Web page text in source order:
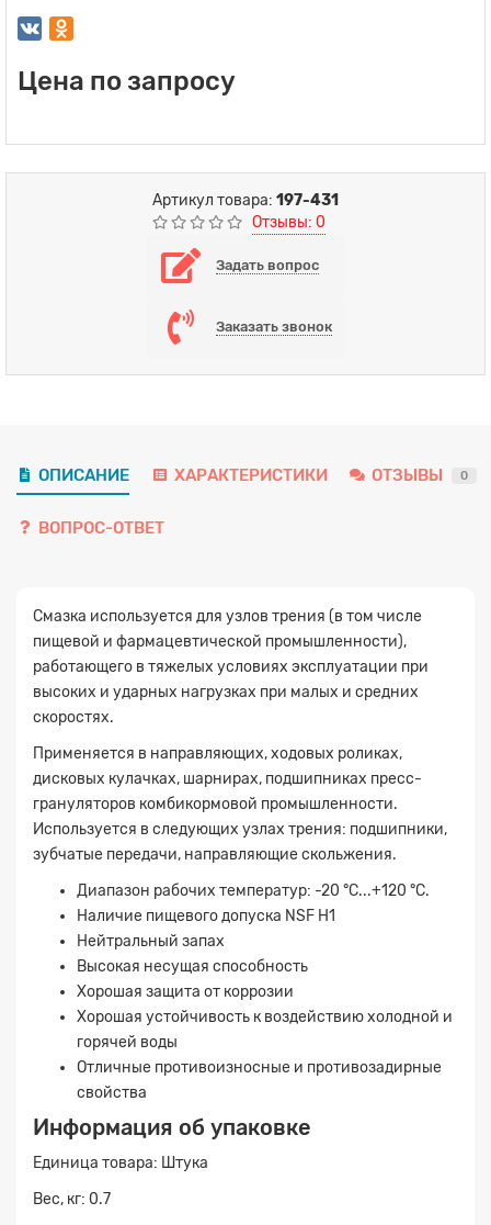
Цена по запросу
Артикул товара: 197-431
Отзывы: 0
Задать вопрос
Заказать звонок
ОПИСАНИЕ ХАРАКТЕРИСТИКИ ОТЗЫВЫ 0
ВОПРОС-ОТВЕТ
Смазка используется для узлов трения (в том числе
пищевой и фармацевтической промышленности),
работающего в тяжелых условиях эксплуатации при
высоких и ударных нагрузках при малых и средних
скоростях.
Применяется в направляющих, ходовых роликах,
дисковых кулачках, шарнирах, подшипниках пресс-
грануляторов комбикормовой промышленности.
Используется в следующих узлах трения: подшипники,
зубчатые передачи, направляющие скольжения.
Диапазон рабочих температур: -20 °C...+120 °C.
Наличие пищевого допуска NSF H1
Нейтральный запах
Высокая несущая способность
Хорошая защита от коррозии
Хорошая устойчивость к воздействию холодной и
горячей воды
Отличные противоизносные и противозадирные
свойства
Информация об упаковке
Единица товара: Штука
Вес, кг: 0.7